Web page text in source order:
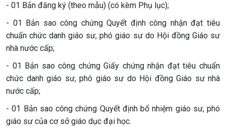
- 01 Bản đăng ký (theo mẫu) (có kèm Phụ lục);
- 01 Bản sao công chứng Quyết định công nhận đạt tiêu
chuẩn chức danh giáo sư, phó giáo sư do Hội đồng Giáo sư
nhà nước cấp;
- 01 Bản sao công chứng Giấy chứng nhận đạt tiêu chuẩn
chức danh giáo sư, phó giáo sư do Hội đồng Giáo sư nhà
nước cấp;
- 01 Bản sao công chứng Quyết định bổ nhiệm giáo sư, phó
giáo sư của cơ sở giáo dục đại học.